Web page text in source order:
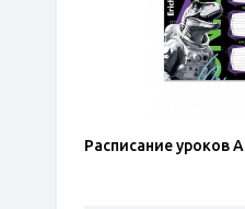
Расписание уроков